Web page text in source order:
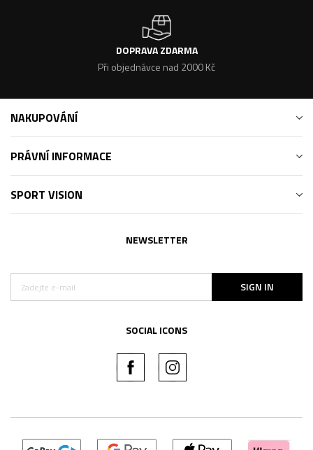
DOPRAVA ZDARMA
Při objednávce nad 2000 Kč
NAKUPOVÁNÍ
PRÁVNÍ INFORMACE
SPORT VISION
NEWSLETTER
SIGN IN
SOCIAL ICONS